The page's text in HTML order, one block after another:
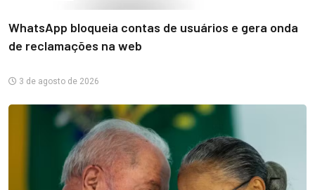
WhatsApp bloqueia contas de usuários e gera onda
de reclamações na web
3 de agosto de 2026